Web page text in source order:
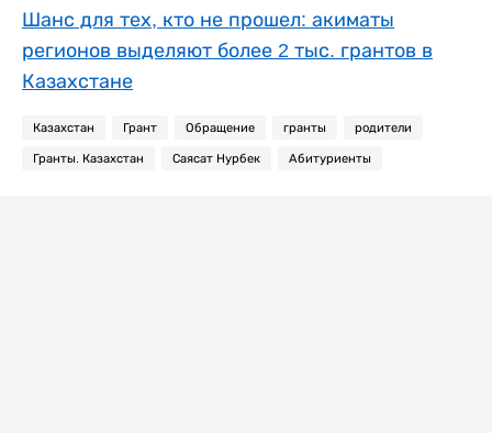
Шанс для тех, кто не прошел: акиматы
регионов выделяют более 2 тыс. грантов в
Казахстане
Казахстан Грант Обращение гранты родители
Гранты. Казахстан Саясат Нурбек Абитуриенты